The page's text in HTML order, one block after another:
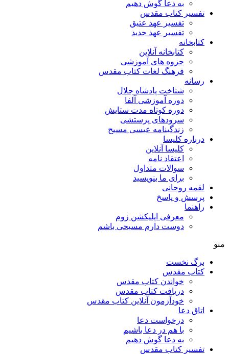
به دعا گوش دهیم
تفسیر کتاب مقدس
تفسیر عهد عتیق
تفسیر عهد جدید
کتابخانه
کتابخانه آنلاین
جزوه های آموزشی
فرهنگ لغات کتاب مقدس
رسانه
شناخت پادشاه جلال
دوره آموزشی آلفا
دوره کوتاه مدت ستایش
سرودهای پرستشی
زندگینامه عیسی مسیح
درباره کلیسا
کلیسا آنلاین
اعتقاد نامه
سوالات متداول
برای ما بنویسید
لقمه روحانی
پرسش و پاسخ
راهنما
معرفی اپلیکشن زوم
دوست دارم مسیحی باشم
منو
برگ نخست
کتاب مقدس
خواندن کتاب مقدس
دریافت کتاب مقدس
خودآزمون آنلاین کتاب مقدس
اتاق دعا
درخواست دعا
با هم در دعا باشیم
به دعا گوش دهیم
تفسیر کتاب مقدس